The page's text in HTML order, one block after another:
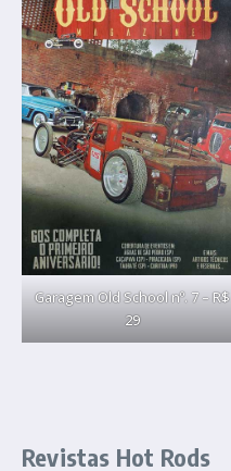
Garagem Old School nº. 7 – R$
29
Revistas Hot Rods